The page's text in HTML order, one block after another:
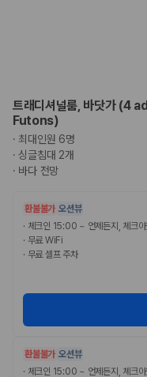
트래디셔널룸, 바닷가
Futons)
· 최대인원 6명
·싱글침대 2개
· 바다 전망
환불불가 오션뷰
· 체크인 15:00 ~ 언제든지, 체크아
· 무료 WiFi
· 무료 셀프 주차
환불불가 오션뷰
· 체크인 15:00 ~ 언제든지, 체크아